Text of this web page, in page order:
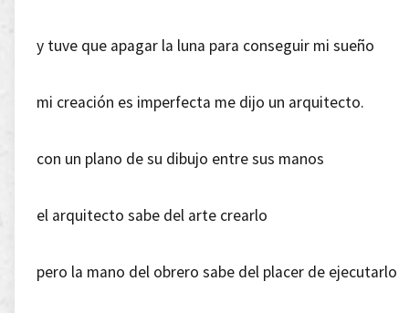
y tuve que apagar la luna para conseguir mi sueño
mi creación es imperfecta me dijo un arquitecto.
con un plano de su dibujo entre sus manos
el arquitecto sabe del arte crearlo
pero la mano del obrero sabe del placer de ejecutarlo